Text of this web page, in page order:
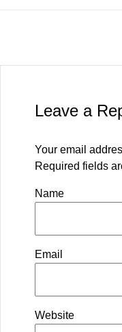
Leave a
Your email
Required fields
Name
Email
Website